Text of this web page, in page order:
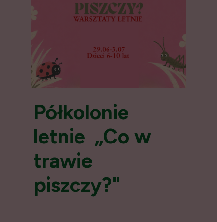
Półkolonie
letnie „Co w
trawie
piszczy?"